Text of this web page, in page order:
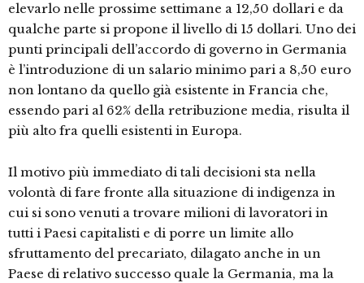
elevarlo nelle prossime settimane a 12,50 dollari e da
qualche parte si propone il livello di 15 dollari. Uno dei
punti principali dell’accordo di governo in Germania
è l’introduzione di un salario minimo pari a 8,50 euro
non lontano da quello già esistente in Francia che,
essendo pari al 62% della retribuzione media, risulta il
più alto fra quelli esistenti in Europa.
Il motivo più immediato di tali decisioni sta nella
volontà di fare fronte alla situazione di indigenza in
cui si sono venuti a trovare milioni di lavoratori in
tutti i Paesi capitalisti e di porre un limite allo
sfruttamento del precariato, dilagato anche in un
Paese di relativo successo quale la Germania, ma la